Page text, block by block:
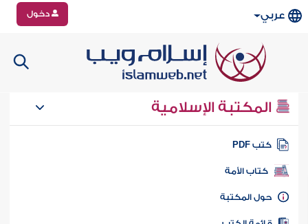
عربي دخول
المكتبة الإسلامية
كتب PDF
كتاب الأمة